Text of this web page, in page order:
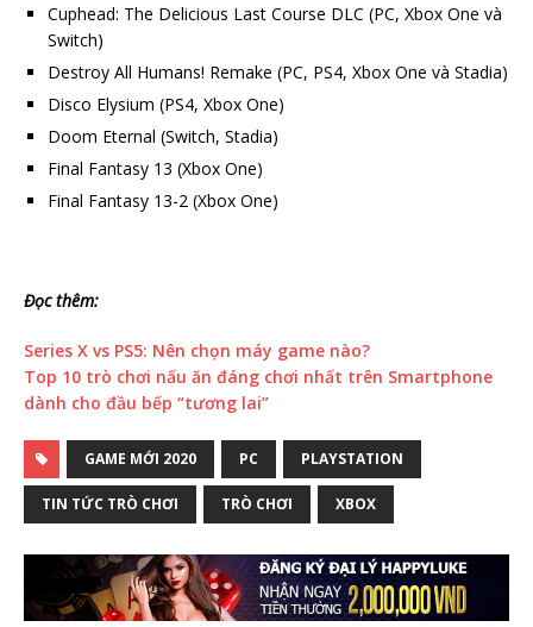
Cuphead: The Delicious Last Course DLC (PC, Xbox One và
Switch)
Destroy All Humans! Remake (PC, PS4, Xbox One và Stadia)
Disco Elysium (PS4, Xbox One)
Doom Eternal (Switch, Stadia)
Final Fantasy 13 (Xbox One)
Final Fantasy 13-2 (Xbox One)
Đọc thêm:
Series X vs PS5: Nên chọn máy game nào?
Top 10 trò chơi nấu ăn đáng chơi nhất trên Smartphone
dành cho đầu bếp “tương lai”
GAME MỚI 2020 PC PLAYSTATION
TIN TỨC TRÒ CHƠI TRÒ CHƠI XBOX